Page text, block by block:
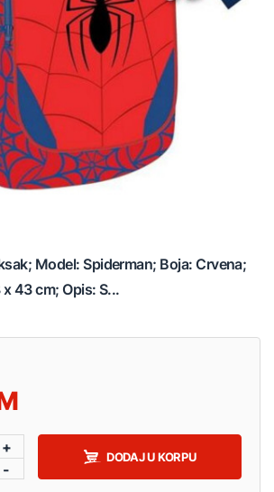
Model: Spiderman; Boja: Crvena;
43 cm; Opis: S...
+
-
DODAJ U KORPU